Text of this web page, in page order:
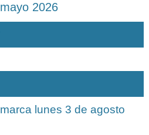
2026
lunes 3 de agosto